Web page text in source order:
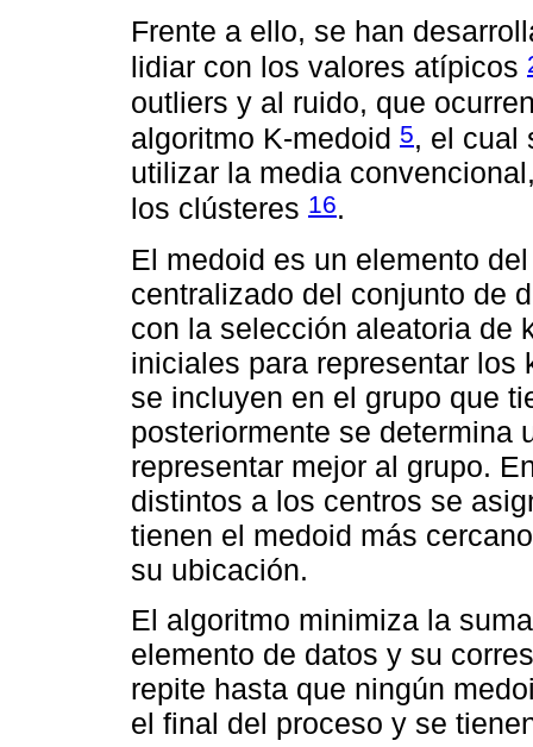
Frente a ello, se han
lidiar con los valores atípicos
outliers y al ruido, que
algoritmo K-medoid 5, el cual
utilizar la media
los clústeres 16.
El medoid es un elemento
centralizado del conjunto de
con la selección aleatoria de
iniciales para representar los
se incluyen en el grupo que
posteriormente se determina
representar mejor al grupo.
distintos a los centros se
tienen el medoid más
su ubicación.
El algoritmo minimiza la
elemento de datos y su
repite hasta que ningún
el final del proceso y se